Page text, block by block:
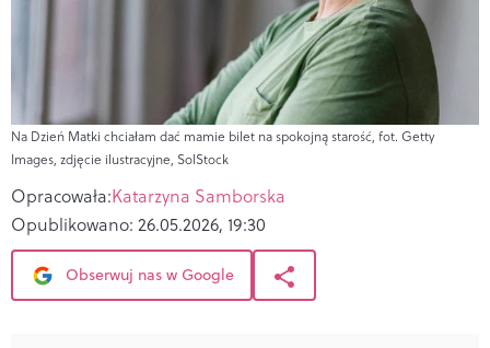
Na Dzień Matki chciałam dać mamie bilet na spokojną starość, fot. Getty
Images, zdjęcie ilustracyjne, SolStock
Opracowała:Katarzyna Samborska
Opublikowano: 26.05.2026, 19:30
Obserwuj nas w Google